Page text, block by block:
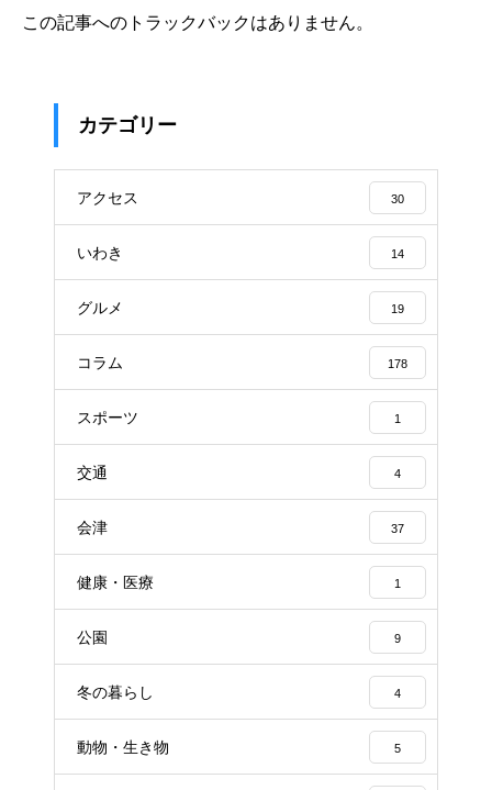
この記事へのトラックバックはありません。
カテゴリー
アクセス 30
いわき 14
グルメ 19
コラム 178
スポーツ 1
交通 4
会津 37
健康・医療 1
公園 9
冬の暮らし 4
動物・生き物 5